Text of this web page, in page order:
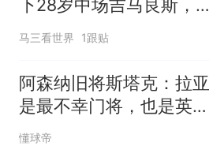
下28岁中场吉马良斯，转
会费7500万镑
马三看世界 1跟贴
阿森纳旧将斯塔克：拉亚
是最不幸门将，也是英超
最佳
懂球帝